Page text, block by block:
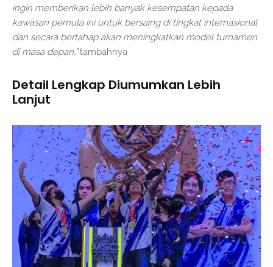
ingin memberikan lebih banyak kesempatan kepada
kawasan pemula ini untuk bersaing di tingkat internasional
dan secara bertahap akan meningkatkan model turnamen
di masa depan.”tambahnya
Detail Lengkap Diumumkan Lebih
Lanjut